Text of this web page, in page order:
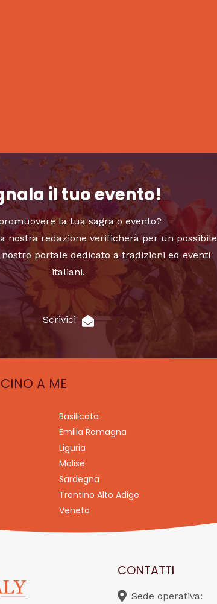
il tuo evento!
la tua sagra o evento?
nostra redazione verificherà per un possibile
portale dedicato a tradizioni ed eventi
italiani.
Scrivici
A ME
Basilicata
Emilia Romagna
Liguria
Molise
Sardegna
Trentino Alto Adige
Veneto
CONTATTI
Sede operativa: